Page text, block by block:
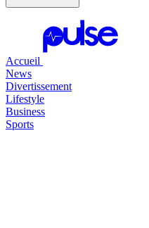
Accueil
News
Divertissement
Lifestyle
Business
Sports